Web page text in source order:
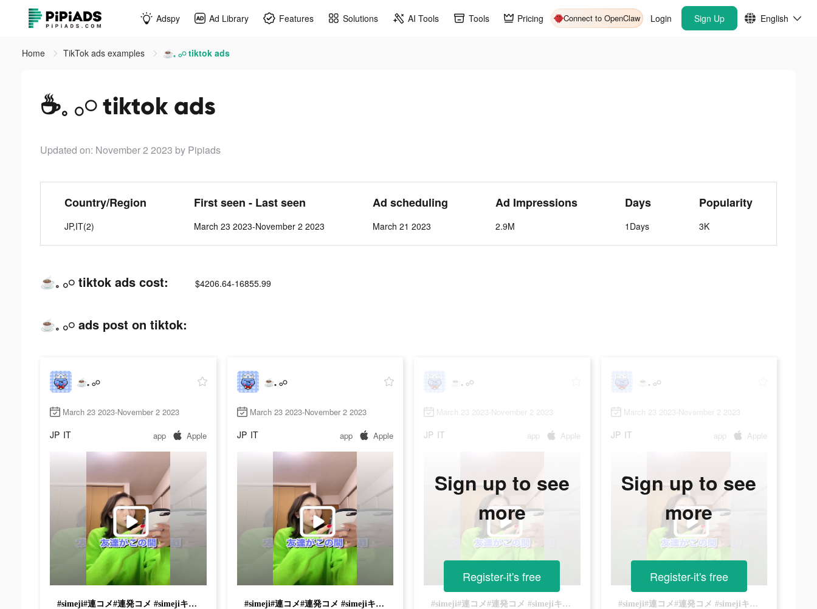
Adspy Ad Library Features Solutions AI Tools Tools Pricing Connect to OpenClaw Login Sign Up English
Home TikTok ads examples ☕️𓈒 𓂂𓏸 tiktok ads
☕️𓈒 𓂂𓏸 tiktok ads
Updated on: November 2 2023 by Pipiads
Country/Region
JP,IT(2)
First seen - Last seen
March 23 2023-November 2 2023
Ad scheduling
March 21 2023
Ad Impressions
2.9M
Days
1Days
Popularity
3K
☕️𓈒 𓂂𓏸 tiktok ads cost: $4206.64-16855.99
☕️𓈒 𓂂𓏸 ads post on tiktok:
☕️𓈒 𓂂𓏸
March 23 2023-November 2 2023
JP IT app Apple
#simeji#連コメ#連発コメ #simejiキーボード #simejiきせかえ #犬 #かわいい #可愛い
☕️𓈒 𓂂𓏸
March 23 2023-November 2 2023
JP IT app Apple
#simeji#連コメ#連発コメ #simejiキーボード #simejiきせかえ #犬 #かわいい #可愛い
☕️𓈒 𓂂𓏸
March 23 2023-November 2 2023
JP IT app Apple
#simeji#連コメ#連発コメ #simejiキーボード #simejiきせかえ #犬 #かわいい #可愛い
Sign up to see
more
Register-it's free
☕️𓈒 𓂂𓏸
March 23 2023-November 2 2023
JP IT app Apple
#simeji#連コメ#連発コメ #simejiキーボード #simejiきせかえ #犬 #かわいい #可愛い
Sign up to see
more
Register-it's free